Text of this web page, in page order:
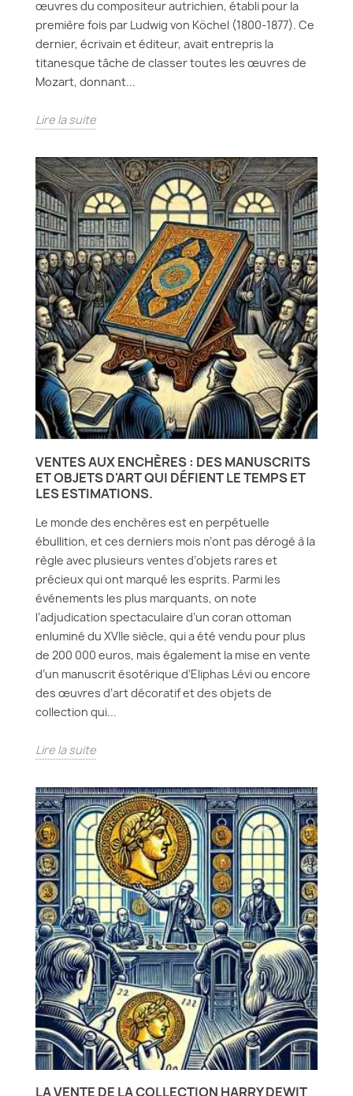
œuvres du compositeur autrichien, établi pour la
première fois par Ludwig von Köchel (1800-1877). Ce
dernier, écrivain et éditeur, avait entrepris la
titanesque tâche de classer toutes les œuvres de
Mozart, donnant...
Lire la suite
VENTES AUX ENCHÈRES : DES MANUSCRITS
ET OBJETS D'ART QUI DÉFIENT LE TEMPS ET
LES ESTIMATIONS.
Le monde des enchères est en perpétuelle
ébullition, et ces derniers mois n’ont pas dérogé à la
règle avec plusieurs ventes d’objets rares et
précieux qui ont marqué les esprits. Parmi les
événements les plus marquants, on note
l’adjudication spectaculaire d’un coran ottoman
enluminé du XVIIe siècle, qui a été vendu pour plus
de 200 000 euros, mais également la mise en vente
d’un manuscrit ésotérique d’Eliphas Lévi ou encore
des œuvres d’art décoratif et des objets de
collection qui...
Lire la suite
LA VENTE DE LA COLLECTION HARRY DEWIT